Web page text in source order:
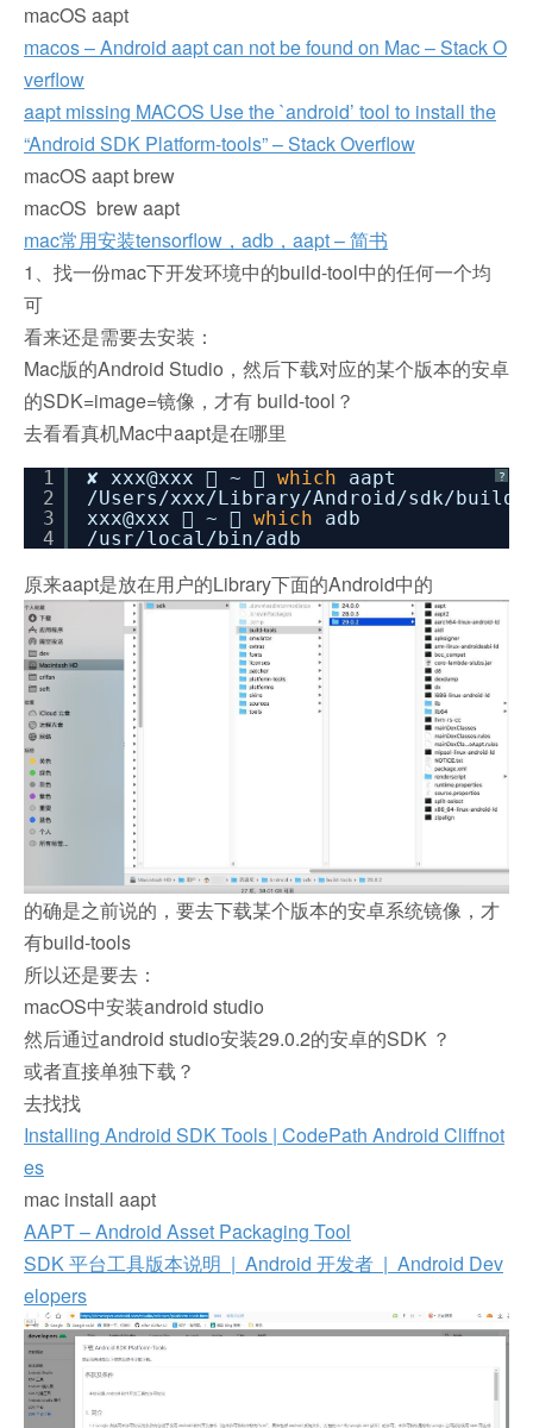
macOS aapt
macos – Android aapt can not be found on Mac – Stack O
verflow
aapt missing MACOS Use the `android’ tool to install the
“Android SDK Platform-tools” – Stack Overflow
macOS aapt brew
macOS brew aapt
mac常用安装tensorflow，adb，aapt – 简书
1、找一份mac下开发环境中的build-tool中的任何一个均
可
看来还是需要去安装：
Mac版的Android Studio，然后下载对应的某个版本的安卓
的SDK=image=镜像，才有 build-tool？
去看看真机Mac中aapt是在哪里
?
1
2
3
4
✘ xxx@xxx  ~  which
aapt
/Users/xxx/Library/Android/sdk/
xxx@xxx  ~  which
adb
/usr/local/bin/adb
原来aapt是放在用户的Library下面的Android中的
的确是之前说的，要去下载某个版本的安卓系统镜像，才
有build-tools
所以还是要去：
macOS中安装android studio
然后通过android studio安装29.0.2的安卓的SDK ？
或者直接单独下载？
去找找
Installing Android SDK Tools | CodePath Android Cliffnot
es
mac install aapt
AAPT – Android Asset Packaging Tool
SDK 平台工具版本说明 | Android 开发者 | Android Dev
elopers